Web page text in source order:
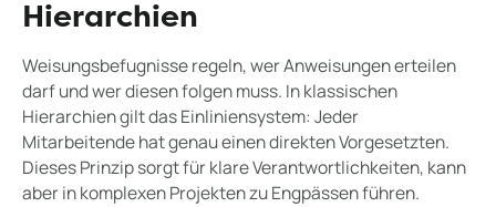
Hierarchien
Weisungsbefugnisse regeln, wer Anweisungen erteilen
darf und wer diesen folgen muss. In klassischen
Hierarchien gilt das Einliniensystem: Jeder
Mitarbeitende hat genau einen direkten Vorgesetzten.
Dieses Prinzip sorgt für klare Verantwortlichkeiten, kann
aber in komplexen Projekten zu Engpässen führen.